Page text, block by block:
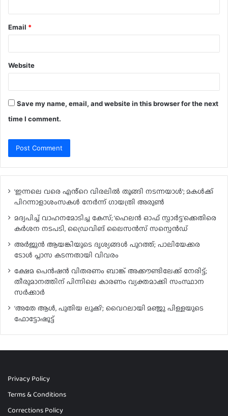
Email *
Website
Save my name, email, and website in this browser for the next
time I comment.
‘ഇന്നലെ വരെ എൻ്റെ വിരലിൽ തൂങ്ങി നടന്നയാൾ’; മകൾ‌ക്ക്
പിറന്നാളാശംസകൾ നേർന്ന് ഗായത്രി അരുൺ
മദ്യപിച്ച് വാഹനമോടിച്ച കേസ്; ‘ഹെലൻ ഓഫ് സ്പാർട്ട’ക്കെതിരെ
കർശന നടപടി, ഡ്രൈവിങ് ലൈസൻസ് സസ്പെൻഡ്
അർജുൻ ആയങ്കിയുടെ ദൃശ്യങ്ങൾ പുറത്ത്; പാലിയേക്കര
ടോൾ പ്ലാസ കടന്നതായി വിവരം
ക്ഷേമ പെൻഷൻ വിതരണം ബാങ്ക് അക്കൗണ്ടിലേക്ക് നേരിട്ട്;
തീരുമാനത്തിന് പിന്നിലെ കാരണം വ്യക്തമാക്കി സംസ്ഥാന
സർക്കാർ
‘അതേ ആൾ, പുതിയ ലുക്ക്’; വൈറലായി മഞ്ജു പിള്ളയുടെ
ഫോട്ടോഷൂട്ട്
Privacy Policy
Terms & Conditions
Corrections Policy